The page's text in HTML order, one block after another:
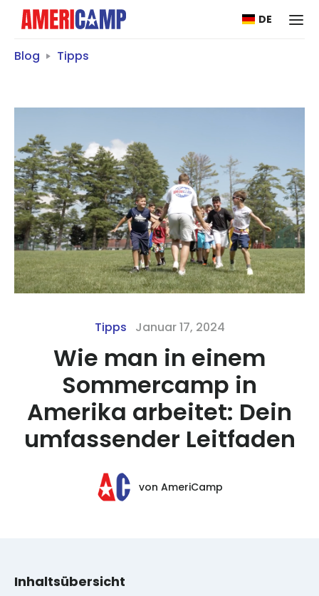
DE
Blog Tipps
Tipps Januar 17, 2024
Wie man in einem
Sommercamp in
Amerika arbeitet: Dein
umfassender Leitfaden
von AmeriCamp
Inhaltsübersicht